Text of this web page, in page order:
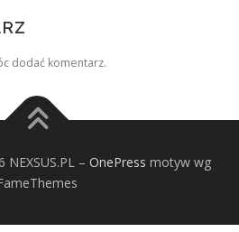
dodać komentarz.
– OnePress motyw wg